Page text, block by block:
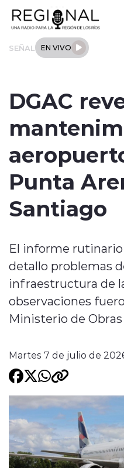
SEÑAL EN VIVO
Tendencias
Internacional
Entrevistas
Programacion
DGAC
Punta
Santiago
El informe rutinario
detallo problemas
infraestructura de
observaciones
Ministerio de
Martes 7 de julio de